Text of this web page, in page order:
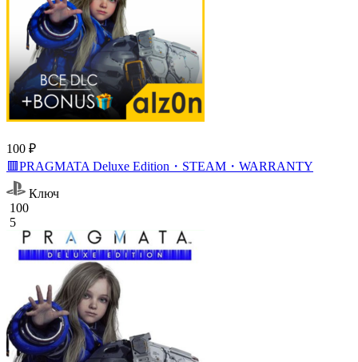
100 ₽
🟥PRAGMATA Deluxe Edition・STEAM・WARRANTY
Ключ
100
5